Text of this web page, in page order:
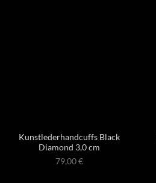
Kunstlederhandcuffs Black
Diamond 3,0 cm
79,00€